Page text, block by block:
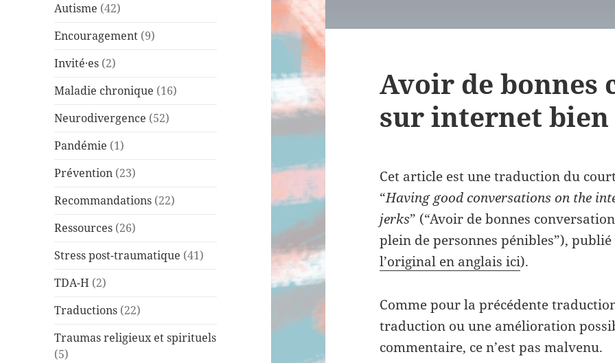
h
r
Autisme (42)
Encouragement (9)
Invité·es (2)
Maladie chronique (16)
Neurodivergence (52)
Pandémie (1)
Prévention (23)
Recommandations (22)
Ressources (26)
Stress post-traumatique (41)
TDA-H (2)
Traductions (22)
Traumas religieux et spirituels
(5)
Avoir de bonnes
sur internet
Cet article est une traduction du
“Having good conversations on the
jerks” (“Avoir de bonnes
plein de personnes pénibles”),
l’original en anglais ici).
Comme pour la précédente
traduction ou une amélioration
commentaire, ce n’est pas malvenu.